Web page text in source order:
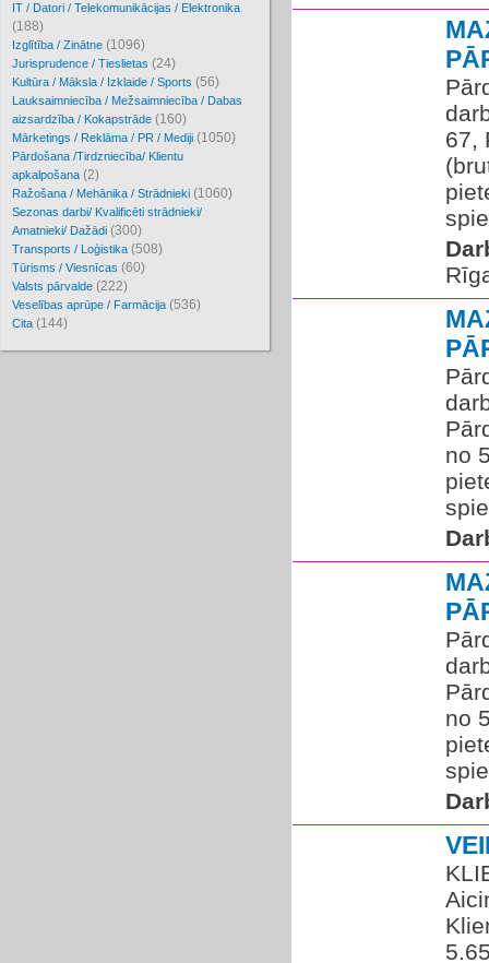
IT / Datori / Telekomunikācijas / Elektronika
(188)
Izglītība / Zinātne (1096)
Jurisprudence / Tieslietas (24)
Kultūra / Māksla / Izklaide / Sports (56)
Lauksaimniecība / Mežsaimniecība / Dabas
aizsardzība / Kokapstrāde (160)
Mārketings / Reklāma / PR / Mediji (1050)
Pārdošana /Tirdzniecība/ Klientu
apkalpošana (2)
Ražošana / Mehānika / Strādnieki (1060)
Sezonas darbi/ Kvalificēti strādnieki/
Amatnieki/ Dažādi (300)
Transports / Loģistika (508)
Tūrisms / Viesnīcas (60)
Valsts pārvalde (222)
Veselības aprūpe / Farmācija (536)
Cita (144)
67,
no
no